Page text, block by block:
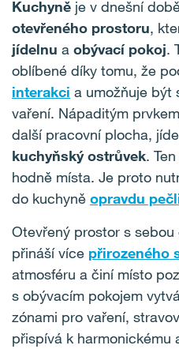
Kuchyně je v dnešní
otevřeného prostoru,
jídelnu a obývací pokoj.
oblíbené díky tomu, že
interakci a umožňuje být
vaření. Nápaditým
další pracovní plocha,
kuchyňský ostrůvek.
hodně místa. Je proto
do kuchyně opravdu
Otevřený prostor s
přináší více přirozeného
atmosféru a činí místo
s obývacím pokojem
zónami pro vaření,
přispívá k harmonickému